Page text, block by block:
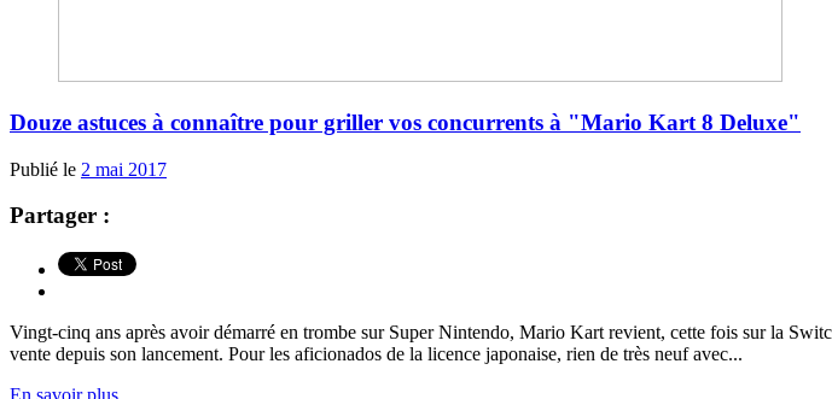
Douze astuces à connaître pour griller vos concurrents à "Mario Kart 8 Deluxe"
Publié le 2 mai 2017
Partager :
Vingt-cinq ans après avoir démarré en trombe sur Super Nintendo, Mario Kart revient, cette fois sur la
vente depuis son lancement. Pour les aficionados de la licence japonaise, rien de très neuf avec...